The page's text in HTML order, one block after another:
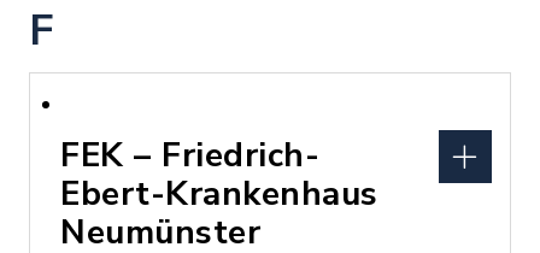
F
FEK – Friedrich-
Ebert-Krankenhaus
Neumünster